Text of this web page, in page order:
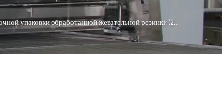
упаковки обработанной жевательной резинки (2-4 шт.)